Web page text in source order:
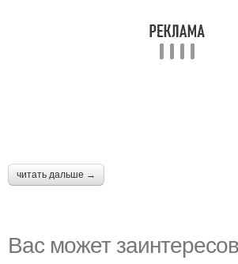
читать дальше →
Вас может